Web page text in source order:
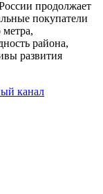
продолжает
покупатели
района,
развития
канал